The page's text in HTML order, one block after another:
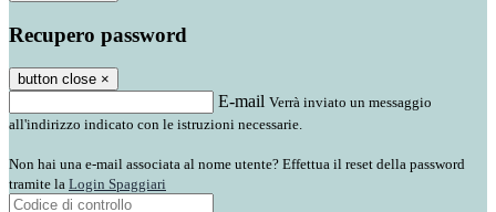
Recupero password
button close ×
E-mail Verrà inviato un messaggio
all'indirizzo indicato con le istruzioni necessarie.
Non hai una e-mail associata al nome utente? Effettua il reset della password
tramite la Login Spaggiari